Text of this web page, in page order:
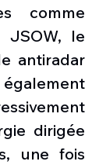
comme
le
antiradar
dirigée
une fois